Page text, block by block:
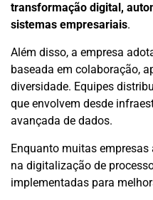
transformação digital,
sistemas empresariais.
Além disso, a empresa
baseada em colaboração,
diversidade. Equipes
que envolvem desde
avançada de dados.
Enquanto muitas
na digitalização de
implementadas para